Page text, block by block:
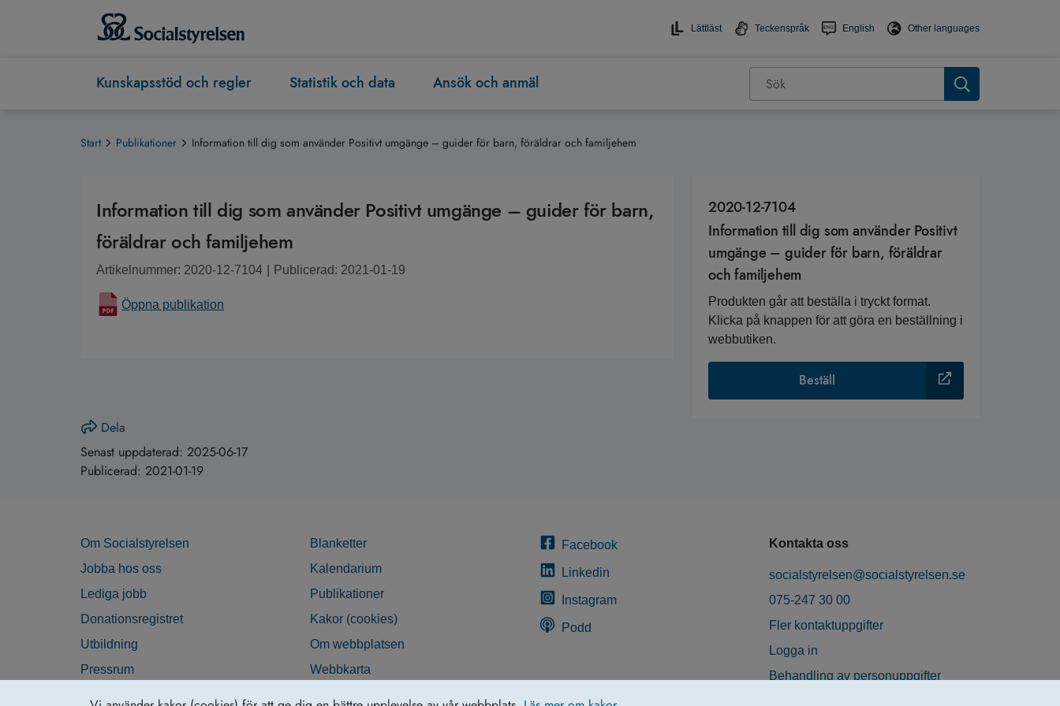
Lättläst Teckenspråk English Other languages
Kunskapsstöd och regler Statistik och data Ansök och anmäl
Start Publikationer Information till dig som använder Positivt umgänge – guider för barn, föräldrar och familjehem
Information till dig som använder Positivt umgänge – guider för barn,
föräldrar och familjehem
Artikelnummer: 2020-12-7104 Publicerad: 2021-01-19
Öppna publikation
2020-12-7104
Information till dig som använder Positivt
umgänge – guider för barn, föräldrar
och familjehem
Produkten går att beställa i tryckt format.
Klicka på knappen för att göra en beställning i
webbutiken.
Beställ
Dela
Senast uppdaterad: 2025-06-17
Publicerad: 2021-01-19
Om Socialstyrelsen
Jobba hos oss
Lediga jobb
Donationsregistret
Utbildning
Pressrum
Blanketter
Kalendarium
Publikationer
Kakor (cookies)
Om webbplatsen
Webbkarta
Facebook
Linkedin
Instagram
Podd
Kontakta oss
socialstyrelsen@socialstyrelsen.se
075-247 30 00
Fler kontaktuppgifter
Logga in
Behandling av personuppgifter